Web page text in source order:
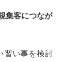
集客につなが
習い事を検討